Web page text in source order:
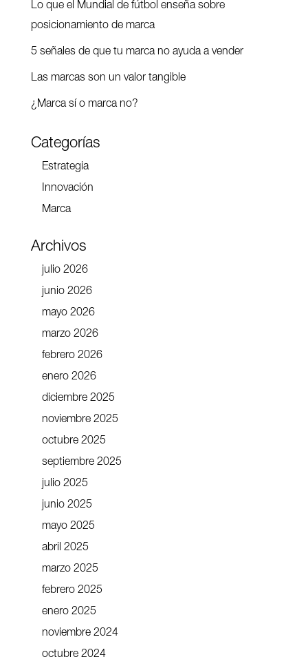
Lo que el Mundial de fútbol enseña sobre
posicionamiento de marca
5 señales de que tu marca no ayuda a vender
Las marcas son un valor tangible
¿Marca sí o marca no?
Categorías
Estrategia
Innovación
Marca
Archivos
julio 2026
junio 2026
mayo 2026
marzo 2026
febrero 2026
enero 2026
diciembre 2025
noviembre 2025
octubre 2025
septiembre 2025
julio 2025
junio 2025
mayo 2025
abril 2025
marzo 2025
febrero 2025
enero 2025
noviembre 2024